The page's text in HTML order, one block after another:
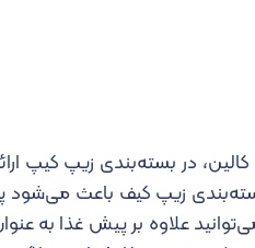
کالین، در بسته‌بندی زیپ کیپ
زیپ کیف باعث می‌شود
علاوه بر پیش غذا به